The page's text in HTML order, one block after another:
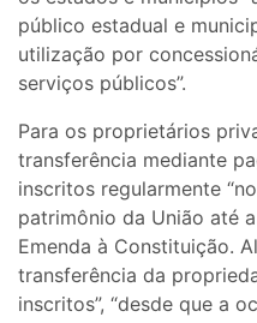
público estadual e
utilização por
serviços públicos”.
Para os proprietários
transferência mediante
inscritos regularmente
patrimônio da União até
Emenda à Constituição.
transferência da
inscritos”, “desde que a